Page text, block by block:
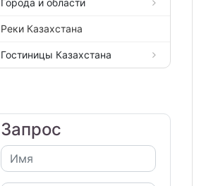
Города и области
Реки Казахстана
Гостиницы Казахстана
Запрос